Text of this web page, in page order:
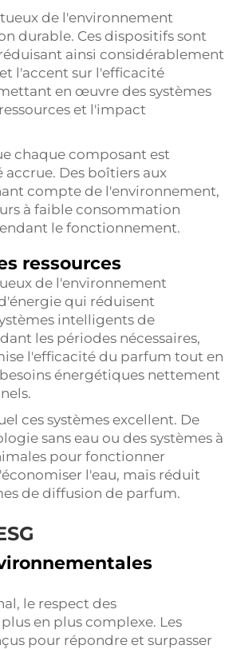
de l'environnement
durable. Ces dispositifs sont
ainsi considérablement
l'accent sur l'efficacité
en œuvre des systèmes
et l'impact
chaque composant est
Des boîtiers aux
compte de l'environnement,
à faible consommation
le fonctionnement.
ressources
de l'environnement
qui réduisent
intelligents de
les périodes nécessaires,
l'efficacité du parfum tout en
énergétiques nettement
ces systèmes excellent. De
sans eau ou des systèmes à
pour fonctionner
l'eau, mais réduit
de diffusion de parfum.
le respect des
en plus complexe. Les
pour répondre et surpasser